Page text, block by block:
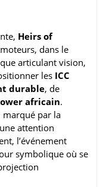
Heirs of
dans le
articulant vision,
les ICC
durable, de
africain.
marqué par la
attention
l’événement
symbolique où se